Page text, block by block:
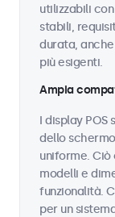
utilizzabili
stabili,
durata,
più esigenti.
Ampia
I display POS
dello
uniforme.
modelli e
funzionalità.
per un